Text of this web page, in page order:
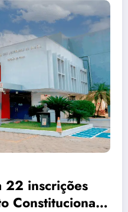
22 inscrições
Constitucional